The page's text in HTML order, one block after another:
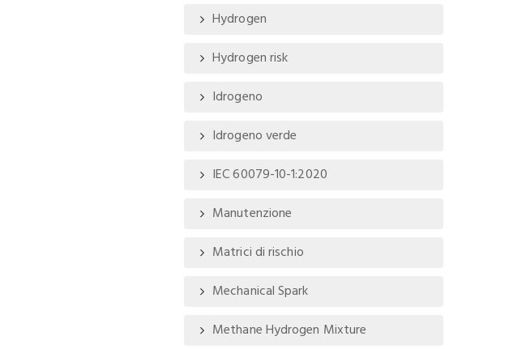
Hydrogen
Hydrogen risk
Idrogeno
Idrogeno verde
IEC 60079-10-1:2020
Manutenzione
Matrici di rischio
Mechanical Spark
Methane Hydrogen Mixture